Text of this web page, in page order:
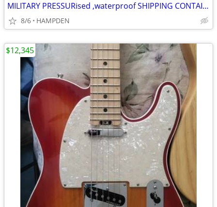
MILITARY PRESSURised ,waterproof SHIPPING CONTAINERS
8/6 HAMPDEN
$12,345